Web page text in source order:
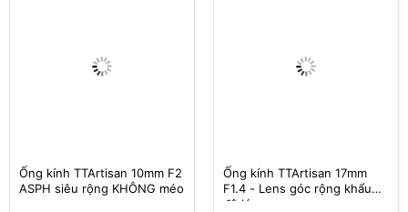
Ống kính TTArtisan 10mm F2
ASPH siêu rộng KHÔNG méo
Ống kính TTArtisan 17mm
F1.4 - Lens góc rộng khẩu
độ lớn